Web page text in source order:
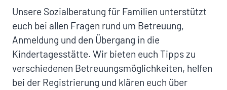
Unsere Sozialberatung für Familien unterstützt
euch bei allen Fragen rund um Betreuung,
Anmeldung und den Übergang in die
Kindertagesstätte. Wir bieten euch Tipps zu
verschiedenen Betreuungsmöglichkeiten, helfen
bei der Registrierung und klären euch über